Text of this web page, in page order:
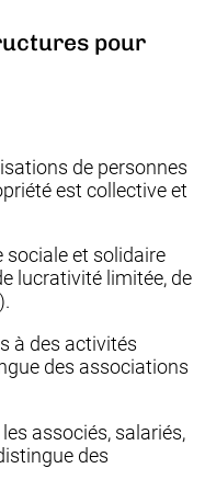
pour
de personnes
est collective et
sociale et solidaire
lucrativité limitée, de
à des activités
des associations
associés, salariés,
des